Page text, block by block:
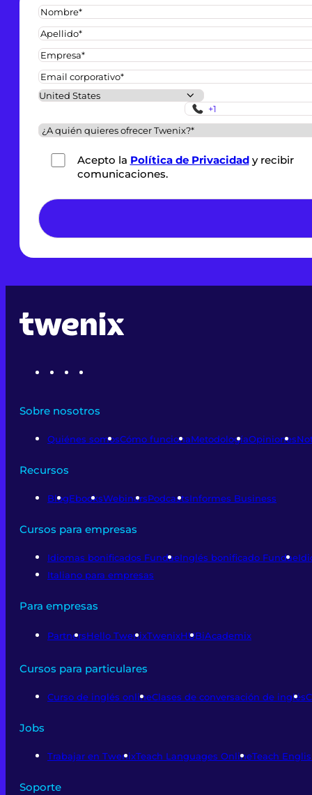
Acepto la Política de Privacidady recibir
comunicaciones.*
Sobre nosotros
Quiénes somosCómo funcionaMetodologíaOpiniones
Recursos
BlogEbooksWebinarsPodcastsInformes Business
Cursos para empresas
Idiomas bonificados FundaeInglés bonificado Fundae
Italiano para empresas
Para empresas
PartnersHello TwenixTwenixHUBiAcademix
Cursos para particulares
Curso de inglés onlineClases de conversación de inglés
Jobs
Trabajar en TwenixTeach Languages OnlineTeach
Soporte